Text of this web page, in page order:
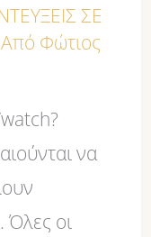
ΣΕ
Φώτιος
να
Όλες οι